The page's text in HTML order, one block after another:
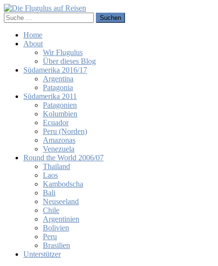
Home
About
Wir Flugulus
Über dieses Blog
Südamerika 2016/17
Argentina
Patagonia
Südamerika 2011
Patagonien
Kolumbien
Ecuador
Peru (Norden)
Amazonas
Venezuela
Round the World 2006/07
Thailand
Laos
Kambodscha
Bali
Neuseeland
Chile
Argentinien
Bolivien
Peru
Brasilien
Unterstützer